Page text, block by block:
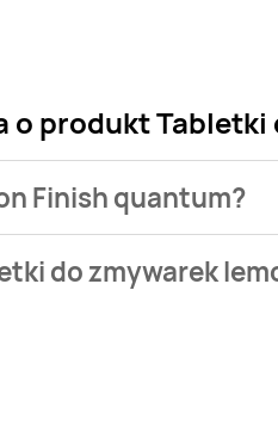
o produkt
Finish quantum?
Koliber. Tabletki do
do zmywarek